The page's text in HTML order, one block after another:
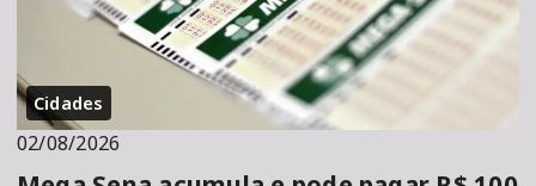
Cidades
02/08/2026